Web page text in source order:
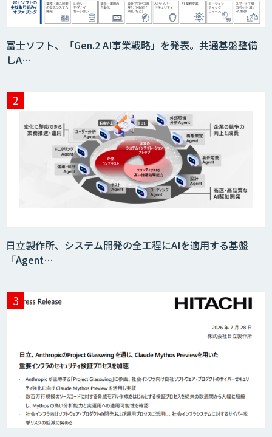
富士ソフト、「Gen.2 AI事業戦略」を発表。共通基盤整備
しA…
日立製作所、システム開発の全工程にAIを適用する基盤
「Agent…